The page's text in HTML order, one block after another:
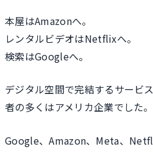
本屋はAmazonへ。
レンタルビデオはNetflixへ。
検索はGoogleへ。
デジタル空間で完結するサービ
者の多くはアメリカ企業でした。
Google、Amazon、Meta、